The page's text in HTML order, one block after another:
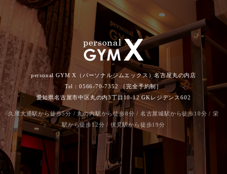
personal GYM X（パーソナルジムエックス）名古屋丸の内店
Tel：0566-70-7352 ［完全予約制］
愛知県名古屋市中区丸の内3丁目10-12 GKレジデンス602
久屋大通駅から徒歩5分 / 丸の内駅から徒歩8分 / 名古屋城駅から徒歩10分 / 栄
駅から徒歩12分 / 伏見駅から徒歩19分